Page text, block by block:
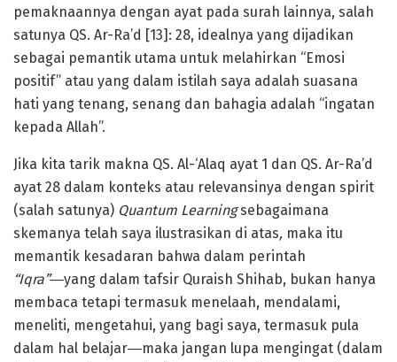
pemaknaannya dengan ayat pada surah lainnya, salah
satunya QS. Ar-Ra’d [13]: 28, idealnya yang dijadikan
sebagai pemantik utama untuk melahirkan “Emosi
positif” atau yang dalam istilah saya adalah suasana
hati yang tenang, senang dan bahagia adalah “ingatan
kepada Allah”.
Jika kita tarik makna QS. Al-‘Alaq ayat 1 dan QS. Ar-Ra’d
ayat 28 dalam konteks atau relevansinya dengan spirit
(salah satunya) Quantum Learningsebagaimana
skemanya telah saya ilustrasikan di atas, maka itu
memantik kesadaran bahwa dalam perintah
“Iqra”―yang dalam tafsir Quraish Shihab, bukan hanya
membaca tetapi termasuk menelaah, mendalami,
meneliti, mengetahui, yang bagi saya, termasuk pula
dalam hal belajar―maka jangan lupa mengingat (dalam